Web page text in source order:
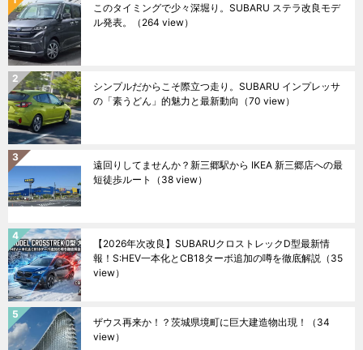
このタイミングで少々深堀り。SUBARU ステラ改良モデ
ル発表。
（264 view）
シンプルだからこそ際立つ走り。SUBARU インプレッサ
の「素うどん」的魅力と最新動向 （70 view）
遠回りしてませんか？新三郷駅から IKEA 新三郷店への最
短徒歩ルート
（38 view）
【2026年次改良】SUBARUクロストレックD型最新情
報！S:HEV一本化とCB18ターボ追加の噂を徹底解説 （35
view）
ザウス再来か！？茨城県境町に巨大建造物出現！
（34
view）